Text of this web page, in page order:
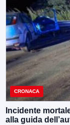
CRONACA
Incidente
alla guida